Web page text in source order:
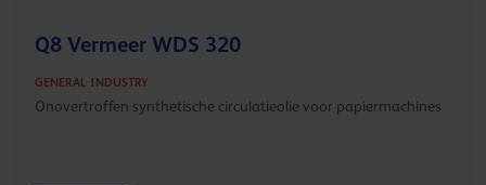
Q8 Vermeer WDS 320
GENERAL INDUSTRY
Onovertroffen synthetische circulatieolie voor papiermachines